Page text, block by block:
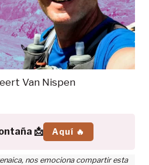
Van Nispen
📩 Aquí 🔥
nos emociona compartir esta